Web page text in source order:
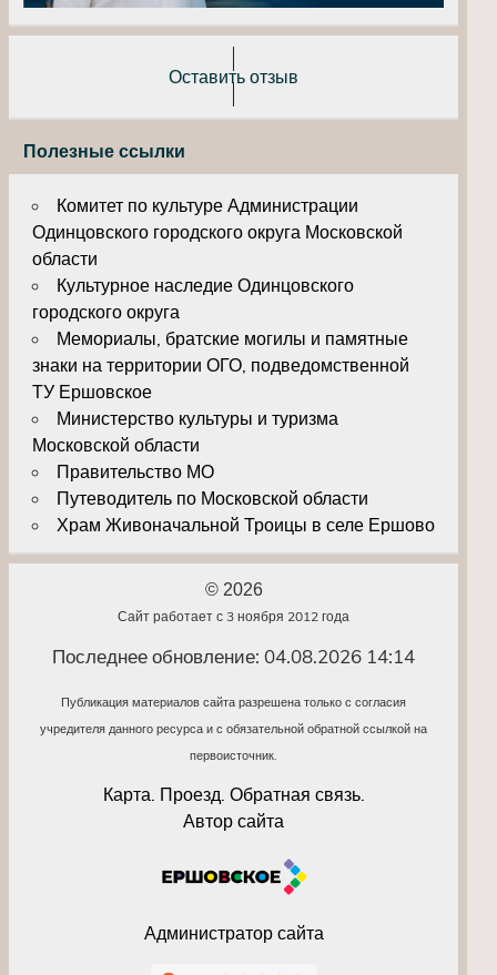
Оставить отзыв
Полезные ссылки
Комитет по культуре Администрации
Одинцовского городского округа Московской
области
Культурное наследие Одинцовского
городского округа
Мемориалы, братские могилы и памятные
знаки на территории ОГО, подведомственной
ТУ Ершовское
Министерство культуры и туризма
Московской области
Правительство МО
Путеводитель по Московской области
Храм Живоначальной Троицы в селе Ершово
© 2026
Сайт работает с 3 ноября 2012 года
Последнее обновление: 04.08.2026 14:14
Публикация материалов сайта разрешена только с согласия
учредителя данного ресурса и с обязательной обратной ссылкой на
первоисточник.
Карта. Проезд. Обратная связь.
Автор сайта
Администратор сайта